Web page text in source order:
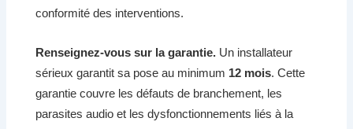
conformité des interventions.
Renseignez-vous sur la garantie. Un installateur
sérieux garantit sa pose au minimum 12 mois. Cette
garantie couvre les défauts de branchement, les
parasites audio et les dysfonctionnements liés à la